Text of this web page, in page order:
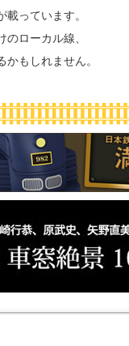
っています。
ローカル線、
もしれません。